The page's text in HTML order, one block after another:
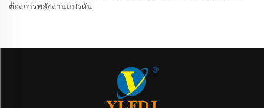
ต้องการพลังงานแปรผัน